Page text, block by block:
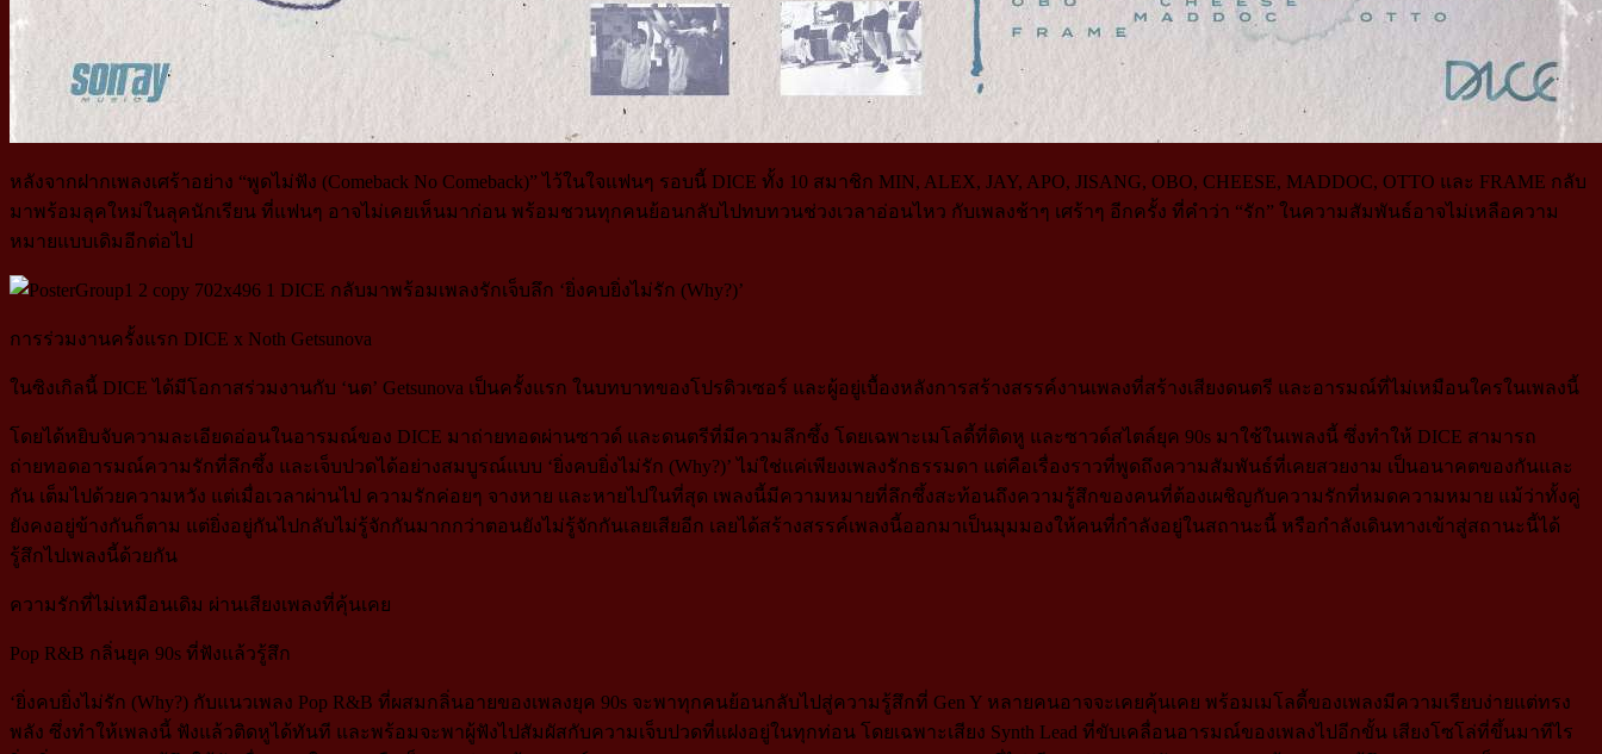
หลังจากฝากเพลงเศร้าอย่าง “พูดไม่ฟัง (Comeback No Comeback)” ไว้ในใจแฟนๆ รอบนี้ DICE ทั้ง 10 สมาชิก MIN, ALEX, JAY, APO, JISANG, OBO, CHEESE, MADDOC, OTTO และ FRAME กลับ
มาพร้อมลุคใหม่ในลุคนักเรียน ที่แฟนๆ อาจไม่เคยเห็นมาก่อน พร้อมชวนทุกคนย้อนกลับไปทบทวนช่วงเวลาอ่อนไหว กับเพลงช้าๆ เศร้าๆ อีกครั้ง ที่คำว่า “รัก” ในความสัมพันธ์อาจไม่เหลือความ
หมายแบบเดิมอีกต่อไป
การร่วมงานครั้งแรก DICE x Noth Getsunova
ในซิงเกิลนี้ DICE ได้มีโอกาสร่วมงานกับ ‘นต’ Getsunova เป็นครั้งแรก ในบทบาทของโปรดิวเซอร์ และผู้อยู่เบื้องหลังการสร้างสรรค์งานเพลงที่สร้างเสียงดนตรี และอารมณ์ที่ไม่เหมือนใครในเพลงนี้
โดยได้หยิบจับความละเอียดอ่อนในอารมณ์ของ DICE มาถ่ายทอดผ่านซาวด์ และดนตรีที่มีความลึกซึ้ง โดยเฉพาะเมโลดี้ที่ติดหู และซาวด์สไตล์ยุค 90s มาใช้ในเพลงนี้ ซึ่งทำให้ DICE สามารถ
ถ่ายทอดอารมณ์ความรักที่ลึกซึ้ง และเจ็บปวดได้อย่างสมบูรณ์แบบ ‘ยิ่งคบยิ่งไม่รัก (Why?)’ ไม่ใช่แค่เพียงเพลงรักธรรมดา แต่คือเรื่องราวที่พูดถึงความสัมพันธ์ที่เคยสวยงาม เป็นอนาคตของกันและ
กัน เต็มไปด้วยความหวัง แต่เมื่อเวลาผ่านไป ความรักค่อยๆ จางหาย และหายไปในที่สุด เพลงนี้มีความหมายที่ลึกซึ้งสะท้อนถึงความรู้สึกของคนที่ต้องเผชิญกับความรักที่หมดความหมาย แม้ว่าทั้งคู่
ยังคงอยู่ข้างกันก็ตาม แต่ยิ่งอยู่กันไปกลับไม่รู้จักกันมากกว่าตอนยังไม่รู้จักกันเลยเสียอีก เลยได้สร้างสรรค์เพลงนี้ออกมาเป็นมุมมองให้คนที่กำลังอยู่ในสถานะนี้ หรือกำลังเดินทางเข้าสู่สถานะนี้ได้
รู้สึกไปเพลงนี้ด้วยกัน
ความรักที่ไม่เหมือนเดิม ผ่านเสียงเพลงที่คุ้นเคย
Pop R&B กลิ่นยุค 90s ที่ฟังแล้วรู้สึก
‘ยิ่งคบยิ่งไม่รัก (Why?) กับแนวเพลง Pop R&B ที่ผสมกลิ่นอายของเพลงยุค 90s จะพาทุกคนย้อนกลับไปสู่ความรู้สึกที่ Gen Y หลายคนอาจจะเคยคุ้นเคย พร้อมเมโลดี้ของเพลงมีความเรียบง่ายแต่ทรง
พลัง ซึ่งทำให้เพลงนี้ ฟังแล้วติดหูได้ทันที และพร้อมจะพาผู้ฟังไปสัมผัสกับความเจ็บปวดที่แฝงอยู่ในทุกท่อน โดยเฉพาะเสียง Synth Lead ที่ขับเคลื่อนอารมณ์ของเพลงไปอีกขั้น เสียงโซโล่ที่ขึ้นมาทีไร